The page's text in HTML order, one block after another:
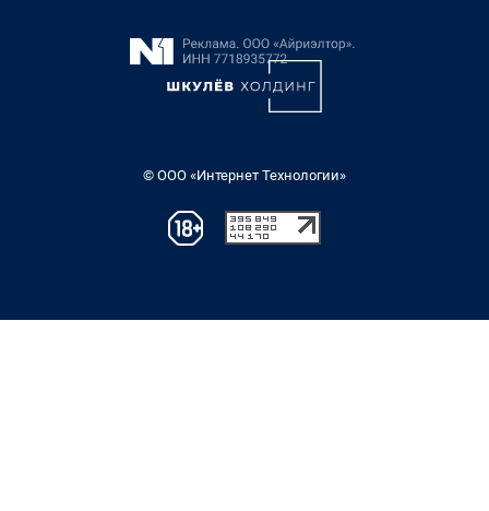
© ООО «Интернет Технологии»